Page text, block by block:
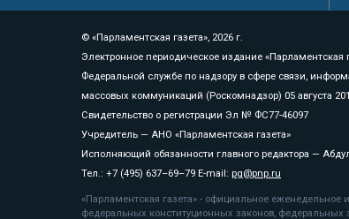
© «Парламентская газета», 2026 г.
Электронное периодическое издание «Парламентская
Федеральной службе по надзору в сфере связи,
массовых коммуникаций (Роскомнадзор) 05 августа
Свидетельство о регистрации Эл № ФС77-46097
Учредитель — АНО «Парламентская газета»
Исполняющий обязанности главного редактора —
Тел.: +7 (495) 637–69–79 E-mail: pg@pnp.ru
«Парламентская газета» - официальное
федеральных конституционных законов, федеральных